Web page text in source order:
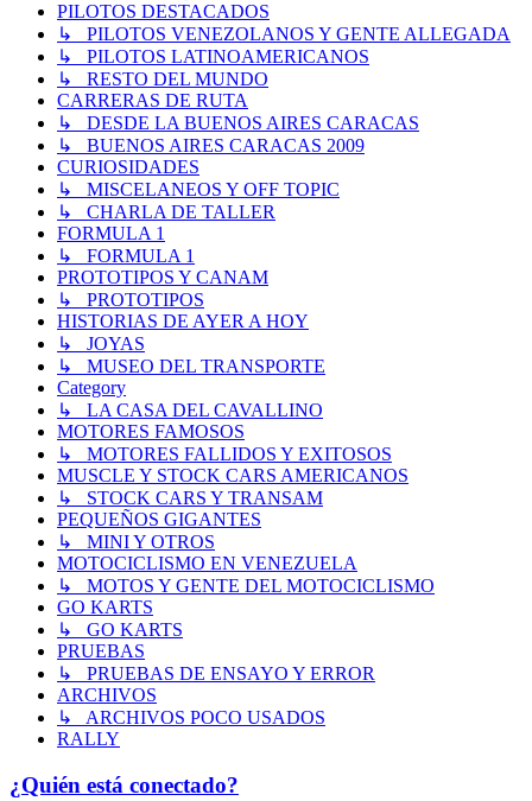
PILOTOS DESTACADOS
↳ PILOTOS VENEZOLANOS Y GENTE ALLEGADA
↳ PILOTOS LATINOAMERICANOS
↳ RESTO DEL MUNDO
CARRERAS DE RUTA
↳ DESDE LA BUENOS AIRES CARACAS
↳ BUENOS AIRES CARACAS 2009
CURIOSIDADES
↳ MISCELANEOS Y OFF TOPIC
↳ CHARLA DE TALLER
FORMULA 1
↳ FORMULA 1
PROTOTIPOS Y CANAM
↳ PROTOTIPOS
HISTORIAS DE AYER A HOY
↳ JOYAS
↳ MUSEO DEL TRANSPORTE
Category
↳ LA CASA DEL CAVALLINO
MOTORES FAMOSOS
↳ MOTORES FALLIDOS Y EXITOSOS
MUSCLE Y STOCK CARS AMERICANOS
↳ STOCK CARS Y TRANSAM
PEQUEÑOS GIGANTES
↳ MINI Y OTROS
MOTOCICLISMO EN VENEZUELA
↳ MOTOS Y GENTE DEL MOTOCICLISMO
GO KARTS
↳ GO KARTS
PRUEBAS
↳ PRUEBAS DE ENSAYO Y ERROR
ARCHIVOS
↳ ARCHIVOS POCO USADOS
RALLY
¿Quién está conectado?